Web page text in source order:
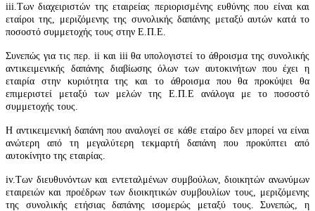
iii.Των διαχειριστών της εταιρείας περιορισμένης ευθύνης που είναι και
εταίροι της, μεριζόμενης της συνολικής δαπάνης μεταξύ αυτών κατά το
ποσοστό συμμετοχής τους στην Ε.Π.Ε.
Συνεπώς για τις περ. ii και iii θα υπολογιστεί το άθροισμα της συνολικής
αντικειμενικής δαπάνης διαβίωσης όλων των αυτοκινήτων που έχει η
εταιρία στην κυριότητα της και το άθροισμα που θα προκύψει θα
επιμεριστεί μεταξύ των μελών της Ε.Π.Ε ανάλογα με το ποσοστό
συμμετοχής τους.
Η αντικειμενική δαπάνη που αναλογεί σε κάθε εταίρο δεν μπορεί να είναι
ανώτερη από τη μεγαλύτερη τεκμαρτή δαπάνη που προκύπτει από
αυτοκίνητο της εταιρίας.
iv.Των διευθυνόντων και εντεταλμένων συμβούλων, διοικητών ανωνύμων
εταιρειών και προέδρων των διοικητικών συμβουλίων τους, μεριζόμενης
της συνολικής ετήσιας δαπάνης ισομερώς μεταξύ τους. Συνεπώς, η